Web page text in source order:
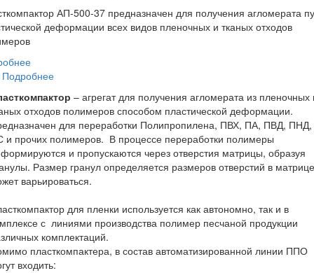
АП-500-37 предназначен для получения агломерата
деформации всех видов пленочных и тканых отходов
Подробнее
– агрегат для получения агломерата из пленочных
отходов полимеров способом пластической деформации.
для переработки Полипропилена, ПВХ, ПА, ПВД, ПНД,
и прочих полимеров. В процессе переработки полимеры
и пропускаются через отверстия матрицы, образуя
Размер гранул определяется размеров отверстий в
варьироваться.
для пленки используется как автономно, так и в
с линиями производства полимер песчаной продукции
комплектаций.
пласткомпактера, в состав автоматизированной линии ППО
входить: